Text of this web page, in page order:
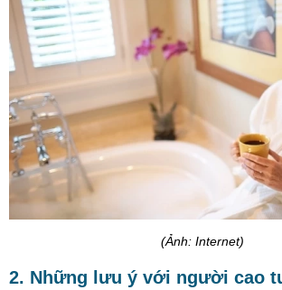
(Ảnh: Internet)
2. Những lưu ý với người cao